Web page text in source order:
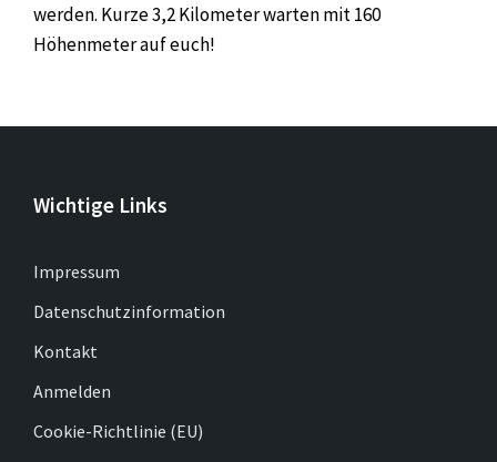
werden. Kurze 3,2 Kilometer warten mit 160
Höhenmeter auf euch!
Wichtige Links
Impressum
Datenschutzinformation
Kontakt
Anmelden
Cookie-Richtlinie (EU)